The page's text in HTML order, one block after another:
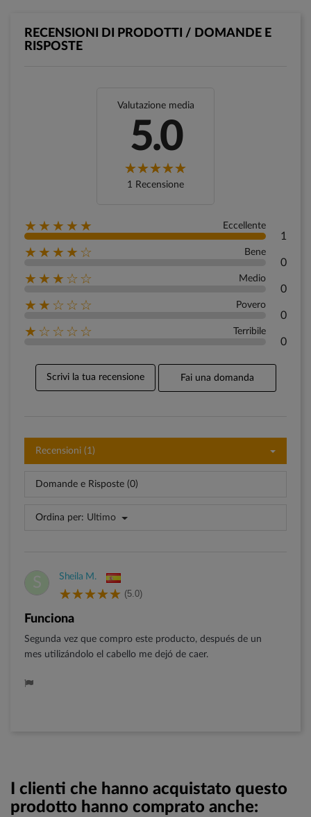
RECENSIONI DI PRODOTTI / DOMANDE E
RISPOSTE
Valutazione media
5.0
1 Recensione
★★★★★ Eccellente
1
★★★★☆ Bene
0
★★★☆☆ Medio
0
★★☆☆☆ Povero
0
★☆☆☆☆ Terribile
0
Scrivi la tua recensione Fai una domanda
Recensioni (1)
Domande e Risposte (0)
Ordina per: Ultimo
S Sheila M.
(5.0)
Funciona
Segunda vez que compro este producto, después de un
mes utilizándolo el cabello me dejó de caer.
I clienti che hanno acquistato questo
prodotto hanno comprato anche: